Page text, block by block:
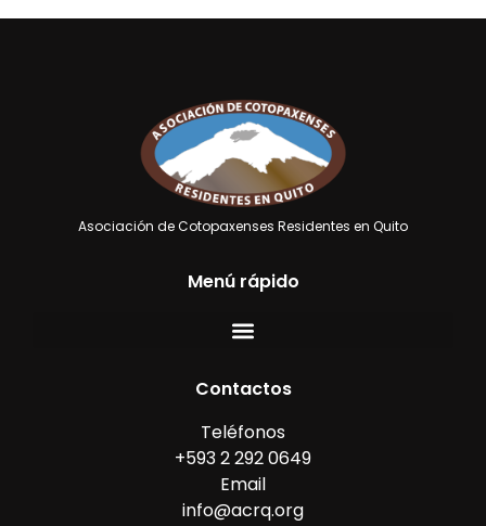
Asociación de Cotopaxenses Residentes en Quito
Menú rápido
Contactos
Teléfonos
+593 2 292 0649
Email
info@acrq.org